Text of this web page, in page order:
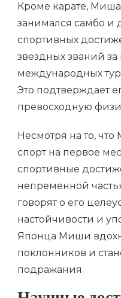
Кроме карате,
занимался самбо и
спортивных
звездных званий
международных
Это подтверждает
превосходную
Несмотря на то,
спорт на первое
спортивные
непременной
говорят о его
настойчивости и
Японца Миши
поклонников и
подражания.